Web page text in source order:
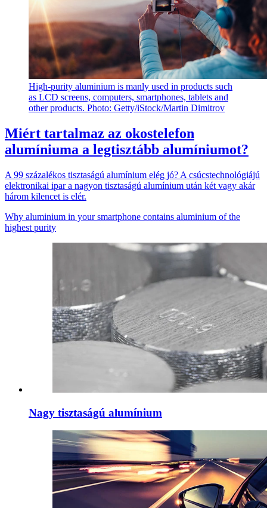
High-purity aluminium is manly used in products such
as LCD screens, computers, smartphones, tablets and
other products. Photo: Getty/iStock/Martin Dimitrov
Miért tartalmaz az okostelefon
alumíniuma a legtisztább alumíniumot?
A 99 százalékos tisztaságú alumínium elég jó? A csúcstechnológiájú
elektronikai ipar a nagyon tisztaságú alumínium után két vagy akár
három kilencet is elér.
Why aluminium in your smartphone contains aluminium of the
highest purity
Nagy tisztaságú alumínium